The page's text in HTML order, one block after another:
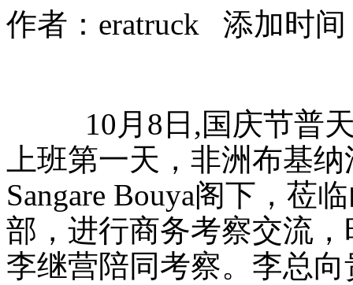
作者： eratruck 添加时间
10月8日,国庆节普
上班第一天，非洲布基
Sangare Bouya阁下，莅
部，进行商务考察交流
李继营陪同考察。李总